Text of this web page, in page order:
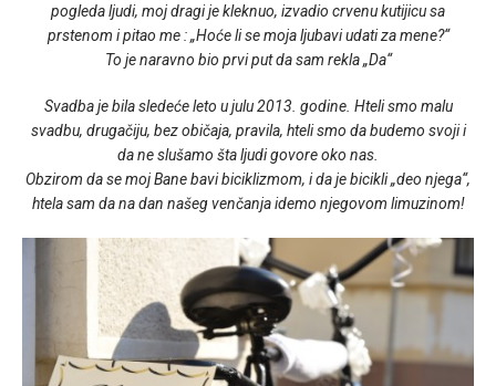
pogleda ljudi, moj dragi je kleknuo, izvadio crvenu kutijicu sa
prstenom i pitao me : „Hoće li se moja ljubavi udati za mene?“
To je naravno bio prvi put da sam rekla „Da“
Svadba je bila sledeće leto u julu 2013. godine. Hteli smo malu
svadbu, drugačiju, bez običaja, pravila, hteli smo da budemo svoji i
da ne slušamo šta ljudi govore oko nas.
Obzirom da se moj Bane bavi biciklizmom, i da je bicikli „deo njega“,
htela sam da na dan našeg venčanja idemo njegovom limuzinom!